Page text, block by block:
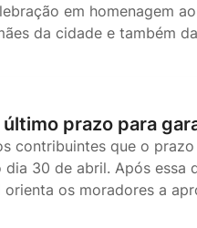
em homenagem
da cidade e também
prazo para
contribuintes que o
30 de abril. Após essa
os moradores a